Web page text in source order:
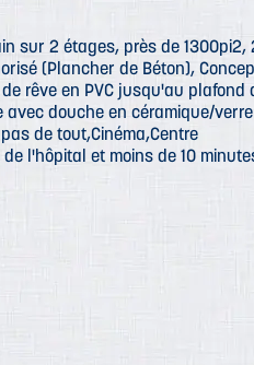
sur 2 étages, près de 1300pi2,
(Plancher de Béton),
rêve en PVC jusqu'au plafond
douche en céramique/
de tout,Cinéma,Centre
l'hôpital et moins de 10